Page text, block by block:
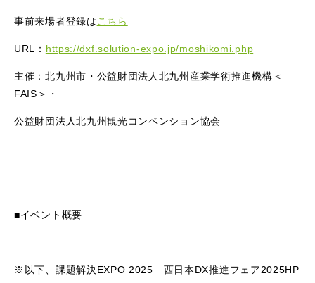
事前来場者登録は こちら
URL： https://dxf.solution-expo.jp/moshikomi.php
主催：北九州市・公益財団法人北九州産業学術推進機構＜
FAIS＞・
公益財団法人北九州観光コンベンション協会
■イベント概要
※以下、課題解決EXPO 2025 西日本DX推進フェア2025HP